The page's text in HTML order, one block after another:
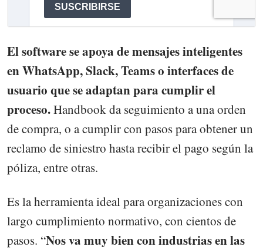
El software se apoya de mensajes inteligentes
en WhatsApp, Slack, Teams o interfaces de
usuario que se adaptan para cumplir el
proceso.Handbook da seguimiento a una orden
de compra, o a cumplir con pasos para obtener un
reclamo de siniestro hasta recibir el pago según la
póliza, entre otras.
Es la herramienta ideal para organizaciones con
largo cumplimiento normativo, con cientos de
pasos. “Nos va muy bien con industrias en las